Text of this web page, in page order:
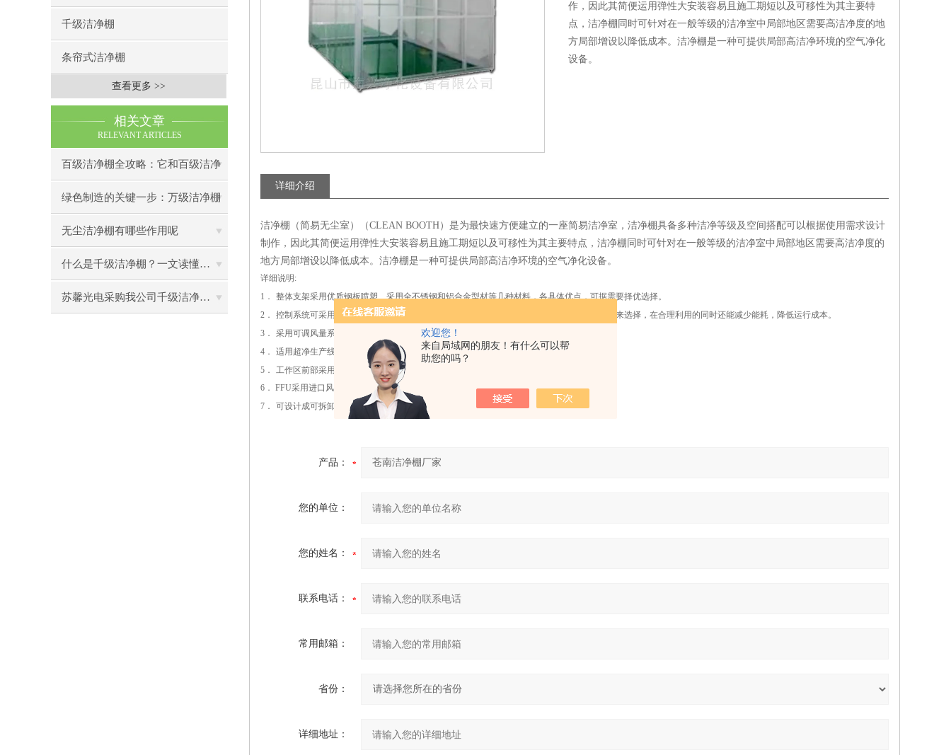
欢迎您！
来自局域网的朋友！有什么可以帮
助您的吗？
千级洁净棚
条帘式洁净棚
查看更多 >>
相关文章
RELEVANT ARTICLES
百级洁净棚全攻略：它和百级洁净
室到底有什么区别？
绿色制造的关键一步：万级洁净棚
助力环保型半导体产业发展
无尘洁净棚有哪些作用呢
什么是千级洁净棚？一文读懂其结构特点与局部净化优势
苏馨光电采购我公司千级洁净棚普通工作台一批（7月07日）已顺利交货
作，因此其简便运用弹性大安装容易且施工期短以及可移性为其主要特
点，洁净棚同时可针对在一般等级的洁净室中局部地区需要高洁净度的地
方局部增设以降低成本。洁净棚是一种可提供局部高洁净环境的空气净化
设备。
详细介绍
洁净棚（简易无尘室）（CLEAN BOOTH）是为最快速方便建立的一座简易洁净室，洁净棚具备多种洁净等级及空间搭配可以根据使用需求设计
制作，因此其简便运用弹性大安装容易且施工期短以及可移性为其主要特点，洁净棚同时可针对在一般等级的洁净室中局部地区需要高洁净度的
地方局部增设以降低成本。洁净棚是一种可提供局部高洁净环境的空气净化设备。
详细说明 :
1 ．
整体支架采用优质钢板喷塑、采用全不锈钢和铝合金型材等几种材料，各具体优点，可据需要择优选择。
2 ．
控制系统可采用集中控制或者单台控制的形式。集中控制方便操作和管理；单独控制可需要来选择，在合理利用的同时还能减少能耗，降低运行成本。
3 ．
采用可调风量系统（分档位调速和无级调速两种），保证工作区风速处于理想状态。
4 ．
适用超净生产线，多人使用方便。
5 ．
工作区前部采用进口防静电围帘，透明性好，不易积尘
6 ． FFU采用进口风机或优质风机，性能稳定，噪音低
7 ． 可设计成可拆卸式，方便搬运、拆卸及重新安装利用。
产品：
您的单位：
您的姓名：
联系电话：
常用邮箱：
省份：
详细地址：